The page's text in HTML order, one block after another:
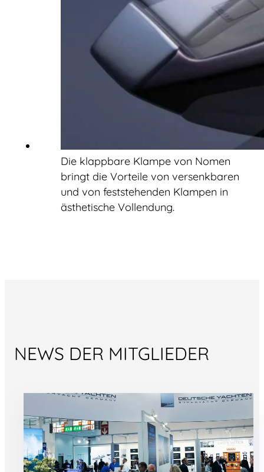
Die klappbare Klampe von Nomen
bringt die Vorteile von versenkbaren
und von feststehenden Klampen in
ästhetische Vollendung.
NEWS DER MITGLIEDER